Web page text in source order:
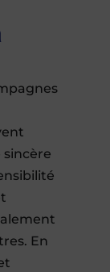
sincère
En